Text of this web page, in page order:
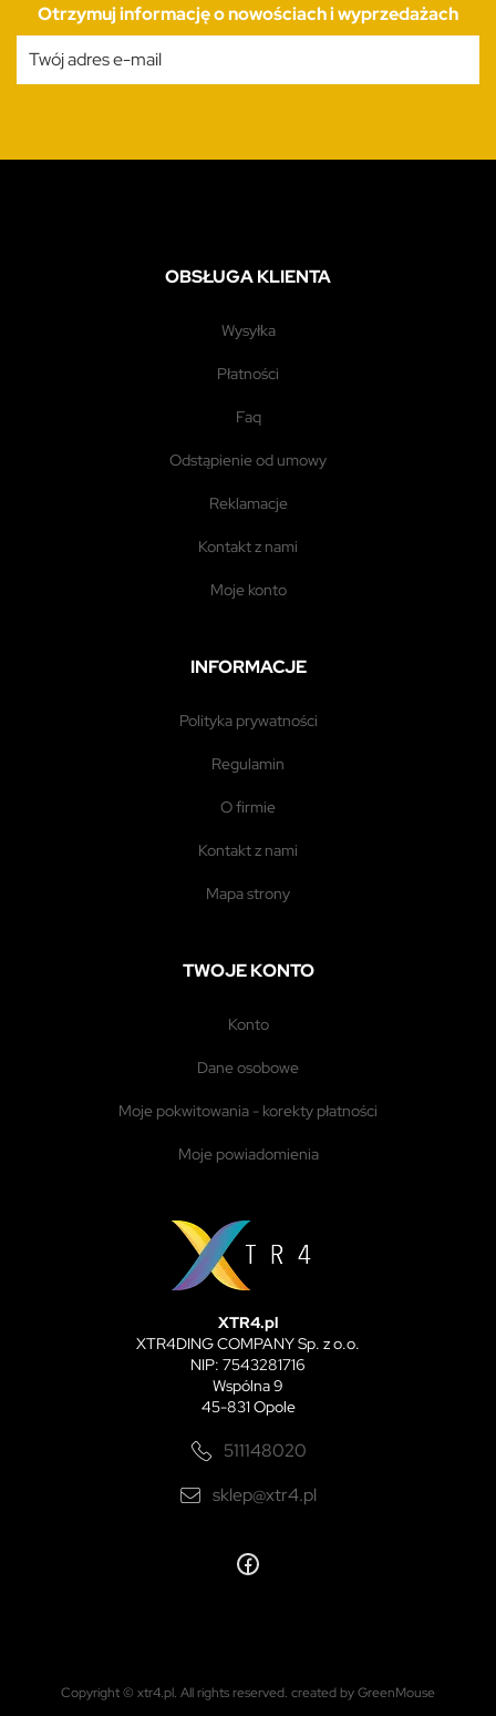
Otrzymuj informację o nowościach i wyprzedażach
OBSŁUGA KLIENTA
wysyłka
płatności
faq
odstąpienie od umowy
reklamacje
kontakt z nami
moje konto
INFORMACJE
polityka prywatności
regulamin
o firmie
kontakt z nami
mapa strony
TWOJE KONTO
konto
dane osobowe
moje pokwitowania - korekty płatności
moje powiadomienia
XTR4.pl
XTR4DING COMPANY Sp. z o.o.
NIP: 7543281716
Wspólna 9
45-831 Opole
511148020
sklep@xtr4.pl
Copyright © xtr4.pl. All rights reserved. created by GreenMouse